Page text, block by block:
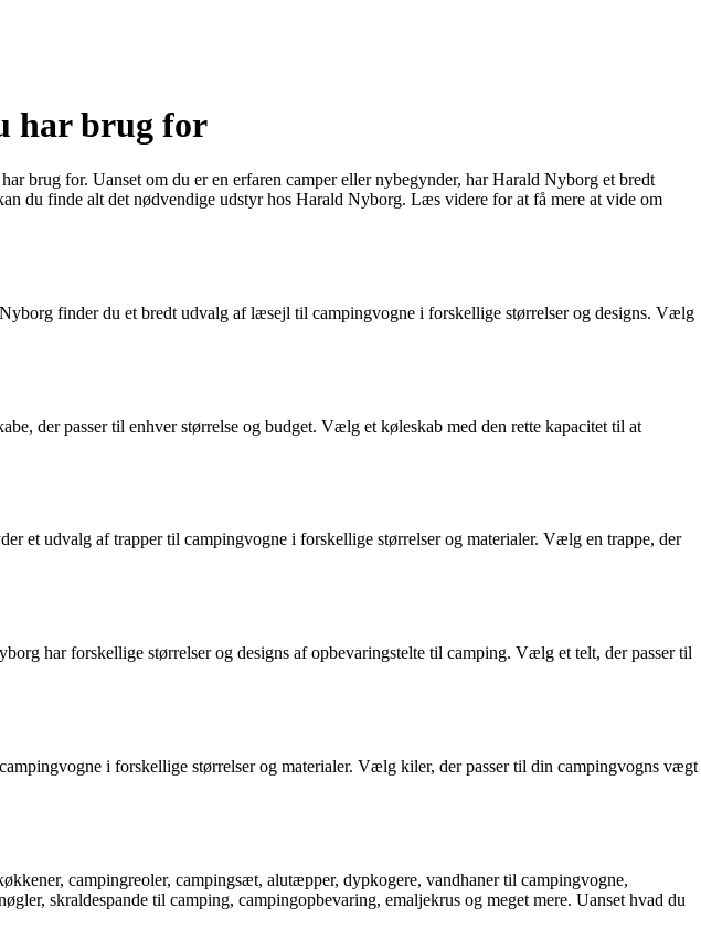
har brug for
brug for. Uanset om du er en erfaren camper eller nybegynder, har Harald Nyborg et bredt
du finde alt det nødvendige udstyr hos Harald Nyborg. Læs videre for at få mere at vide om
finder du et bredt udvalg af læsejl til campingvogne i forskellige størrelser og designs. Vælg
der passer til enhver størrelse og budget. Vælg et køleskab med den rette kapacitet til at
et udvalg af trapper til campingvogne i forskellige størrelser og materialer. Vælg en trappe, der
har forskellige størrelser og designs af opbevaringstelte til camping. Vælg et telt, der passer til
i forskellige størrelser og materialer. Vælg kiler, der passer til din campingvogns vægt
campingreoler, campingsæt, alutæpper, dypkogere, vandhaner til campingvogne,
skraldespande til camping, campingopbevaring, emaljekrus og meget mere. Uanset hvad du